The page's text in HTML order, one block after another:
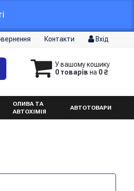
Контакти Вхід
У вашому кошику
0 товарів на 0 ₴
ОЛИВА ТА
АВТОХІМІЯ
АВТОТОВАРИ